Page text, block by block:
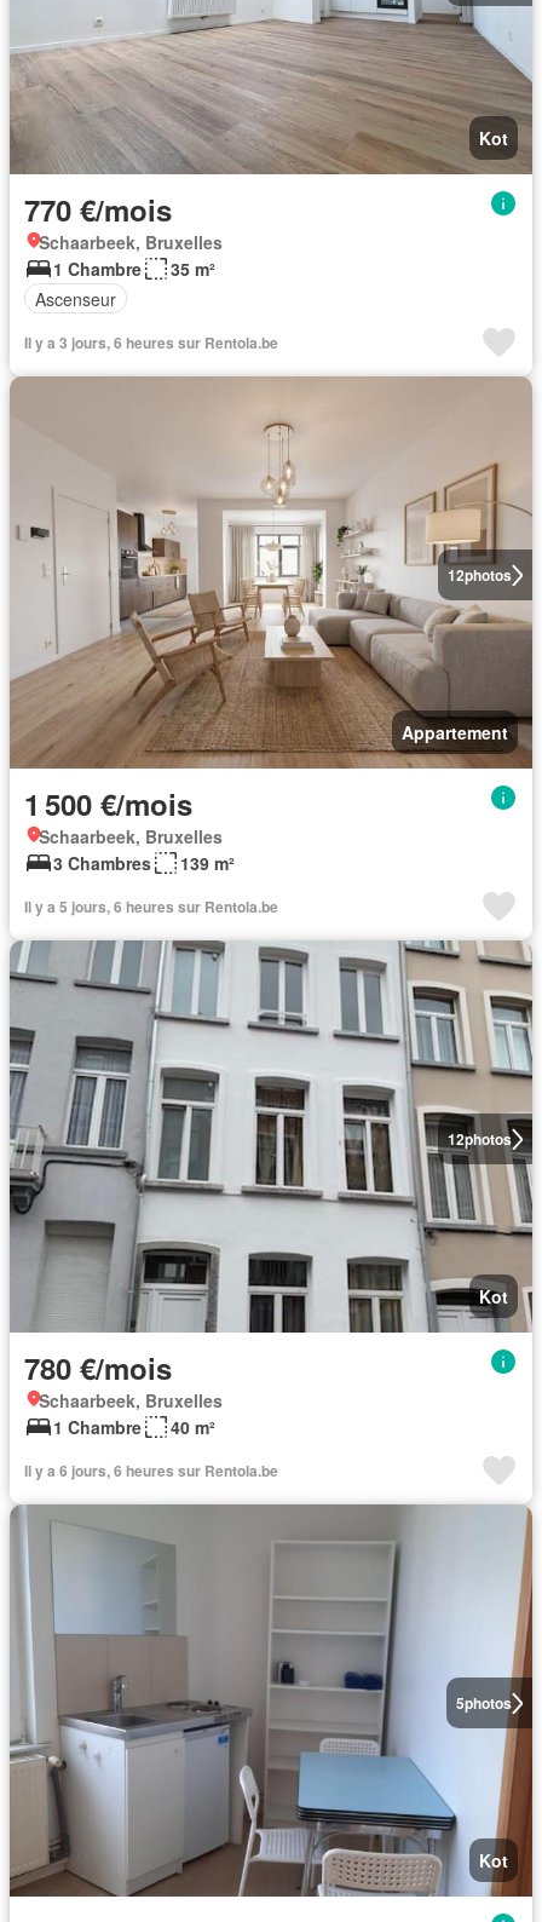
Kot
770 €/mois
Schaarbeek, Bruxelles
1 Chambre
35 m²
Ascenseur
Il y a 3 jours, 6 heures sur Rentola.be
12photos
Appartement
1 500 €/mois
Schaarbeek, Bruxelles
3 Chambres
139 m²
Il y a 5 jours, 6 heures sur Rentola.be
12photos
Kot
780 €/mois
Schaarbeek, Bruxelles
1 Chambre
40 m²
Il y a 6 jours, 6 heures sur Rentola.be
5photos
Kot